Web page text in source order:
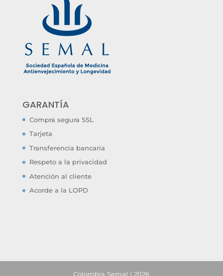
GARANTÍA
Compra segura SSL
Tarjeta
Transferencia bancaria
Respeto a la privacidad
Atención al cliente
Acorde a la LOPD
Colombia Semal | 2026